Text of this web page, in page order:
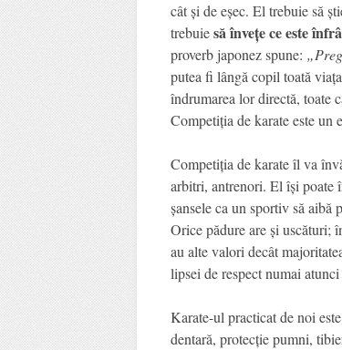
cât și de eșec. El trebuie să
trebuiesă învețe ce este
proverb japonez spune:
putea fi lângă copil toată
îndrumarea lor directă, toate
Competiția de karate este un
Competiția de karate îl va
arbitri, antrenori. El își poate
șansele ca un sportiv să aibă
Orice pădure are și uscături;
au alte valori decât
lipsei de respect numai
Karate-ul practicat de noi
dentară, protecție pumni,